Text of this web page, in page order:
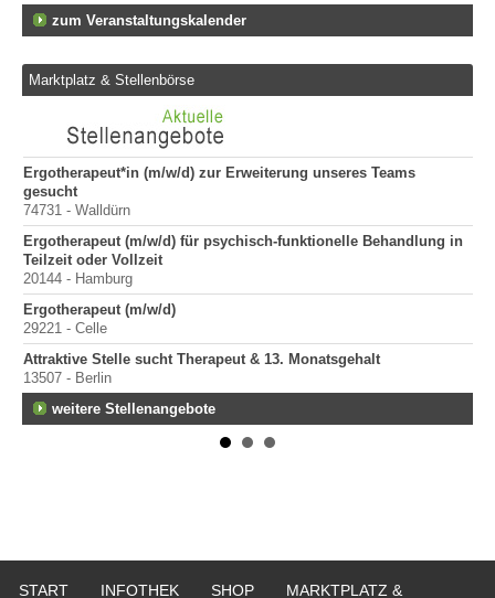
zum Veranstaltungskalender
Marktplatz & Stellenbörse
Ergotherapeut*in (m/w/d) zur Erweiterung unseres Teams
gesucht
74731 - Walldürn
Ergotherapeut (m/w/d) für psychisch-funktionelle Behandlung in
Teilzeit oder Vollzeit
20144 - Hamburg
Ergotherapeut (m/w/d)
29221 - Celle
Attraktive Stelle sucht Therapeut & 13. Monatsgehalt
13507 - Berlin
weitere Stellenangebote
START INFOTHEK SHOP
MARKTPLATZ &